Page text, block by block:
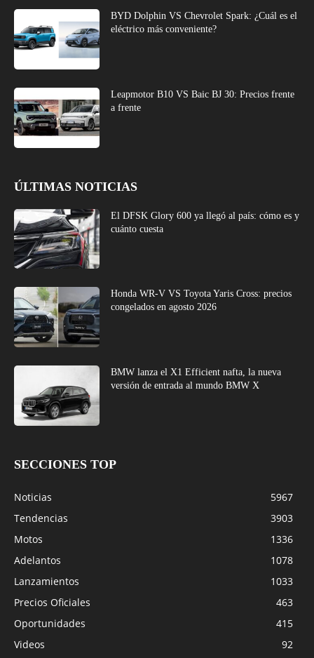
BYD Dolphin VS Chevrolet Spark: ¿Cuál es el
eléctrico más conveniente?
Leapmotor B10 VS Baic BJ 30: Precios frente
a frente
ÚLTIMAS NOTICIAS
El DFSK Glory 600 ya llegó al país: cómo es y
cuánto cuesta
Honda WR-V VS Toyota Yaris Cross: precios
congelados en agosto 2026
BMW lanza el X1 Efficient nafta, la nueva
versión de entrada al mundo BMW X
SECCIONES TOP
Noticias
5967
Tendencias
3903
Motos
1336
Adelantos
1078
Lanzamientos
1033
Precios Oficiales
463
Oportunidades
415
Videos
92